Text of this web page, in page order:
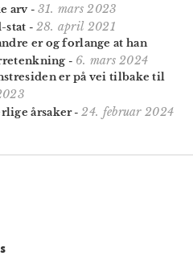
arv - 31. mars 2023
stat - 28. april 2021
er og forlange at han
- 6. mars 2024
er på vei tilbake til
årsaker-24. februar 2024